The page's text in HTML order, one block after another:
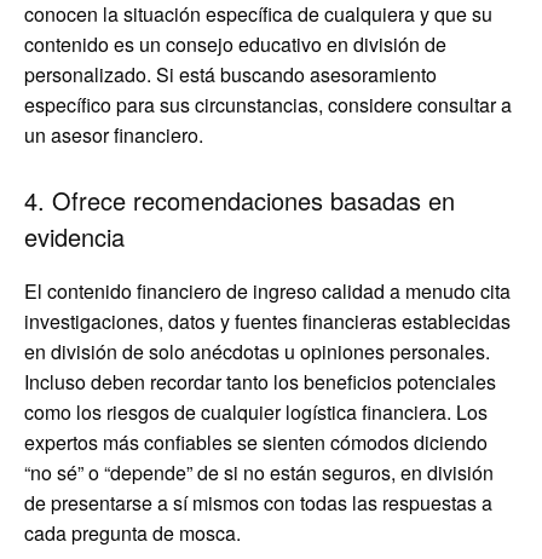
conocen la situación específica de cualquiera y que su
contenido es un consejo educativo en división de
personalizado. Si está buscando asesoramiento
específico para sus circunstancias, considere consultar a
un asesor financiero.
4. Ofrece recomendaciones basadas en
evidencia
El contenido financiero de ingreso calidad a menudo cita
investigaciones, datos y fuentes financieras establecidas
en división de solo anécdotas u opiniones personales.
Incluso deben recordar tanto los beneficios potenciales
como los riesgos de cualquier logística financiera. Los
expertos más confiables se sienten cómodos diciendo
“no sé” o “depende” de si no están seguros, en división
de presentarse a sí mismos con todas las respuestas a
cada pregunta de mosca.